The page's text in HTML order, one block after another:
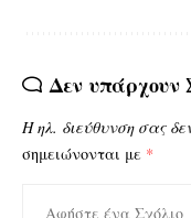
Δεν υπάρχουν
Η ηλ. διεύθυνση σας
σημειώνονται με *